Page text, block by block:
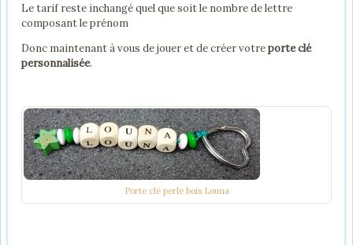
Le tarif reste inchangé quel que soit le nombre de lettre
composant le prénom
Donc maintenant à vous de jouer et de créer votreporte clé
personnalisée.
Porte clé perle bois Louna